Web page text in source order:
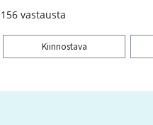
156 vastausta
Kiinnostava